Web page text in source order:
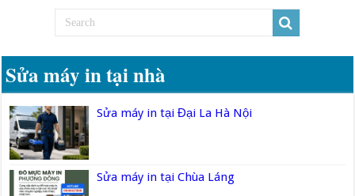
Sửa máy in tại nhà
Sửa máy in tại Đại La Hà Nội
Sửa máy in tại Chùa Láng